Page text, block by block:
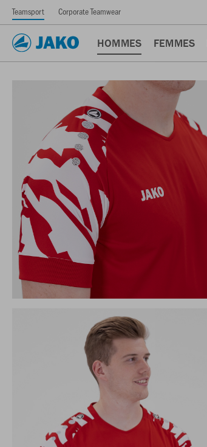
Teamsport Corporate Teamwear
HOMMES FEMMES